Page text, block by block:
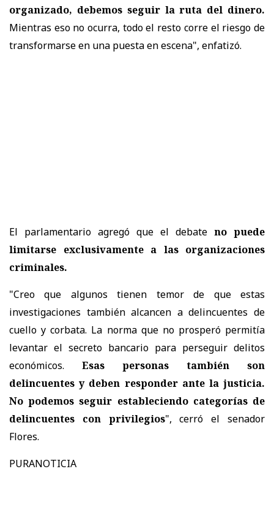
organizado, debemos seguir la ruta del dinero.
Mientras eso no ocurra, todo el resto corre el riesgo de
transformarse en una puesta en escena", enfatizó.
El parlamentario agregó que el debate no puede
limitarse exclusivamente a las organizaciones
criminales.
"Creo que algunos tienen temor de que estas
investigaciones también alcancen a delincuentes de
cuello y corbata. La norma que no prosperó permitía
levantar el secreto bancario para perseguir delitos
económicos. Esas personas también son
delincuentes y deben responder ante la justicia.
No podemos seguir estableciendo categorías de
delincuentes con privilegios", cerró el senador
Flores.
PURANOTICIA